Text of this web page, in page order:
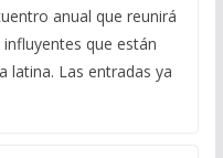
anual que reunirá
que están
latina. Las entradas ya